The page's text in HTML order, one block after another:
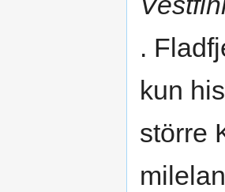
.
kun
större